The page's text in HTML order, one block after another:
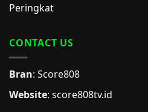
Peringkat
CONTACT US
Bran: Score808
Website: score808tv.id